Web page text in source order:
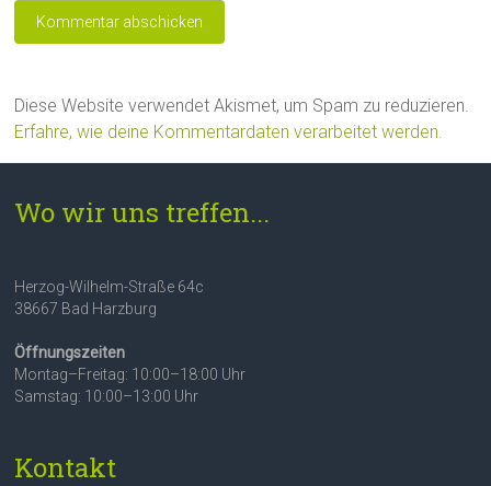
Diese Website verwendet Akismet, um Spam zu reduzieren.
Erfahre, wie deine Kommentardaten verarbeitet werden.
Wo wir uns treffen...
Herzog-Wilhelm-Straße 64c
38667 Bad Harzburg
Öffnungszeiten
Montag–Freitag: 10:00–18:00 Uhr
Samstag: 10:00–13:00 Uhr
Kontakt